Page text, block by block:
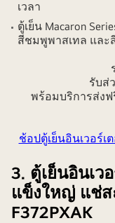
เวลา
ตู้เย็น Macaron
สีชมพูพาสเทล และ
รับส่
พร้อมบริการส่งฟ
ช้อปตู้เย็นอินเวอร์เต
3. ตู้เย็นอินเว
แข็งใหญ่ แช่ส
F372PXAK